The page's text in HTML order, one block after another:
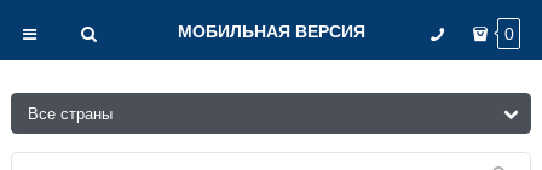
МОБИЛЬНАЯ ВЕРСИЯ 0